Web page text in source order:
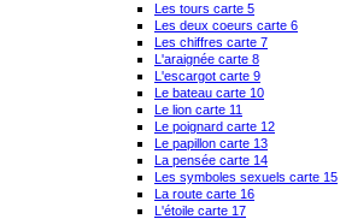
Les tours carte 5
Les deux coeurs carte 6
Les chiffres carte 7
L'araignée carte 8
L'escargot carte 9
Le bateau carte 10
Le lion carte 11
Le poignard carte 12
Le papillon carte 13
La pensée carte 14
Les symboles sexuels carte 15
La route carte 16
L'étoile carte 17